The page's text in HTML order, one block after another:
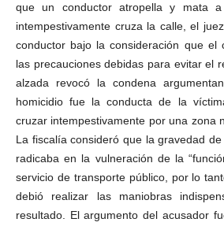
que un conductor atropella y mata
intempestivamente cruza la calle, el
conductor bajo la consideración que el
las precauciones debidas para evitar el
alzada revocó la condena
homicidio fue la conducta de la
cruzar intempestivamente por una zona
La fiscalía consideró que la gravedad
radicaba en la vulneración de la
servicio de transporte público, por lo
debió realizar las maniobras
resultado. El argumento del acusador